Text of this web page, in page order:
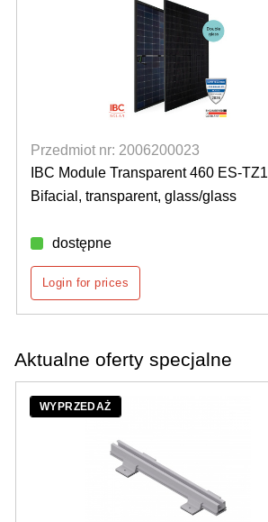
Przedmiot nr: 2006200023
IBC Module Transparent 460 ES-TZ1
Bifacial, transparent, glass/glass
dostępne
Login for prices
Aktualne oferty specjalne
WYPRZEDAŻ